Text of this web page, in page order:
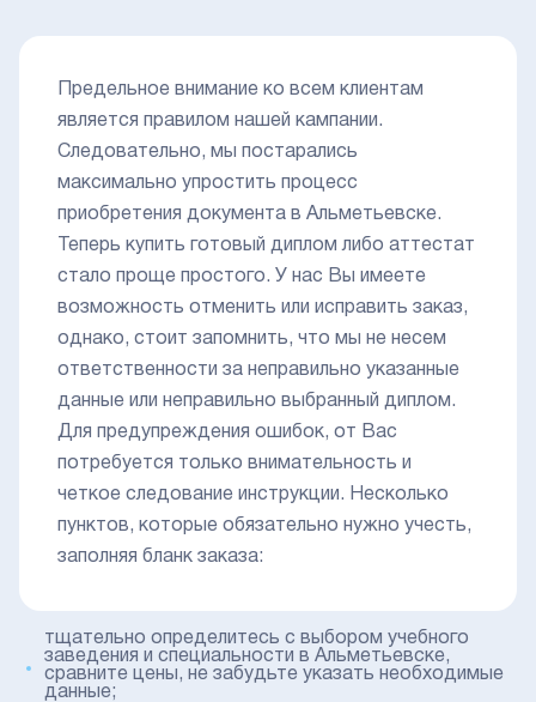
Предельное внимание ко всем клиентам
является правилом нашей кампании.
Следовательно, мы постарались
максимально упростить процесс
приобретения документа в Альметьевске.
Теперь купить готовый диплом либо аттестат
стало проще простого. У нас Вы имеете
возможность отменить или исправить заказ,
однако, стоит запомнить, что мы не несем
ответственности за неправильно указанные
данные или неправильно выбранный диплом.
Для предупреждения ошибок, от Вас
потребуется только внимательность и
четкое следование инструкции. Несколько
пунктов, которые обязательно нужно учесть,
заполняя бланк заказа:
тщательно определитесь с выбором учебного
заведения и специальности в Альметьевске,
сравните цены, не забудьте указать необходимые
данные;